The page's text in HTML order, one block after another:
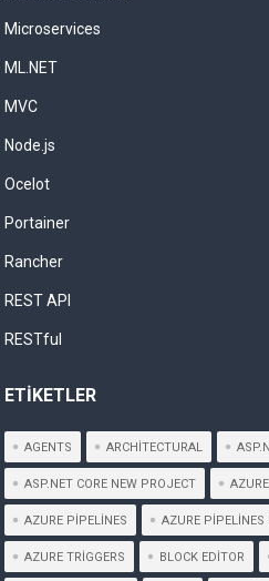
Microservices
ML.NET
MVC
Node.js
Ocelot
Portainer
Rancher
REST API
RESTful
ETIKETLER
AGENTS ARCHITECTURAL
ASP.NET CORE NEW PROJECT
AZURE PIPELINES AZURE PIPELINES
AZURE TRIGGERS BLOCK EDITOR